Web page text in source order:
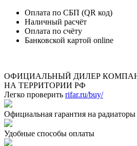
Оплата по СБП (QR код)
Наличный расчёт
Оплата по счёту
Банковской картой online
ОФИЦИАЛЬНЫЙ ДИЛЕР
НА ТЕРРИТОРИИ РФ
Легко проверить rifar.ru/buy/
Официальная гарантия на радиаторы
Удобные способы оплаты